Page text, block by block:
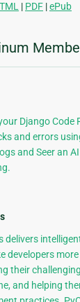
| PDF |ePub
Django Code
and errors
and Seer an
delivers
developers
their
and helping